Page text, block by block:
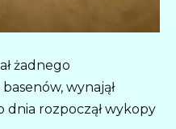
żadnego
wynajął
dnia rozpoczął wykopy